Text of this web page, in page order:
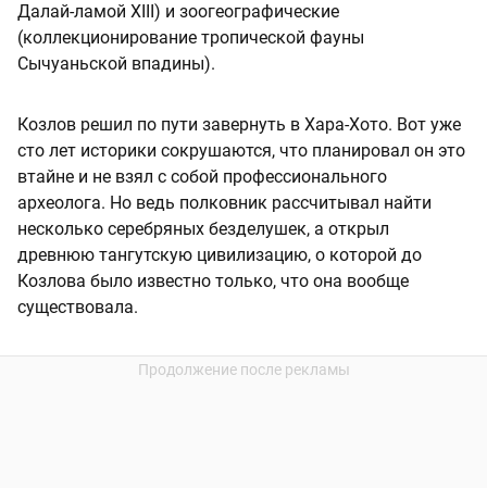
Далай-ламой XIII) и зоогеографические
(коллекционирование тропической фауны
Сычуаньской впадины).
Козлов решил по пути завернуть в Хара-Хото. Вот уже
сто лет историки сокрушаются, что планировал он это
втайне и не взял с собой профессионального
археолога. Но ведь полковник рассчитывал найти
несколько серебряных безделушек, а открыл
древнюю тангутскую цивилизацию, о которой до
Козлова было известно только, что она вообще
существовала.